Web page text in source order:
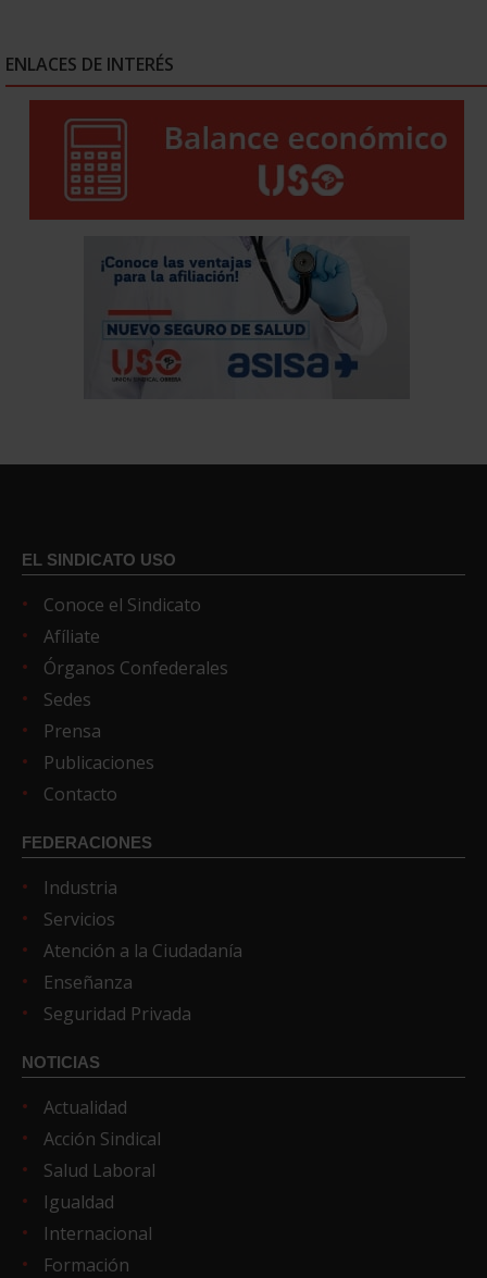
ENLACES DE INTERÉS
EL SINDICATO USO
Conoce el Sindicato
Afíliate
Órganos Confederales
Sedes
Prensa
Publicaciones
Contacto
FEDERACIONES
Industria
Servicios
Atención a la Ciudadanía
Enseñanza
Seguridad Privada
NOTICIAS
Actualidad
Acción Sindical
Salud Laboral
Igualdad
Internacional
Formación